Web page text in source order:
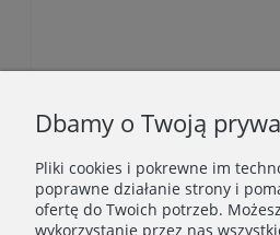
Dbamy o Twoją
Pliki cookies i pokrewne im
poprawne działanie strony i
ofertę do Twoich potrzeb.
wykorzystanie przez nas